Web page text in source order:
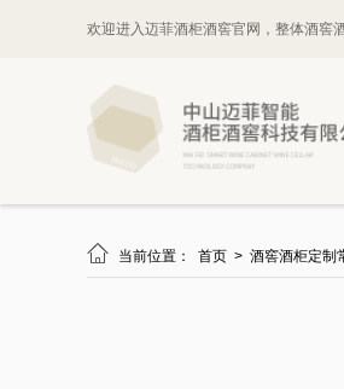
欢迎进入迈菲酒柜酒窖官网，整体酒窖
 当前位置： 首页 > 酒窖酒柜定制